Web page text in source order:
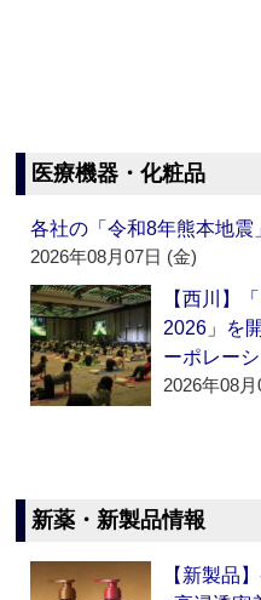
医療機器・化粧品
各社の「令和8年熊本地震
2026年08月07日 (金)
【西川】
2026」を
ーポレー
2026年08
新薬・新製品情報
【新製品